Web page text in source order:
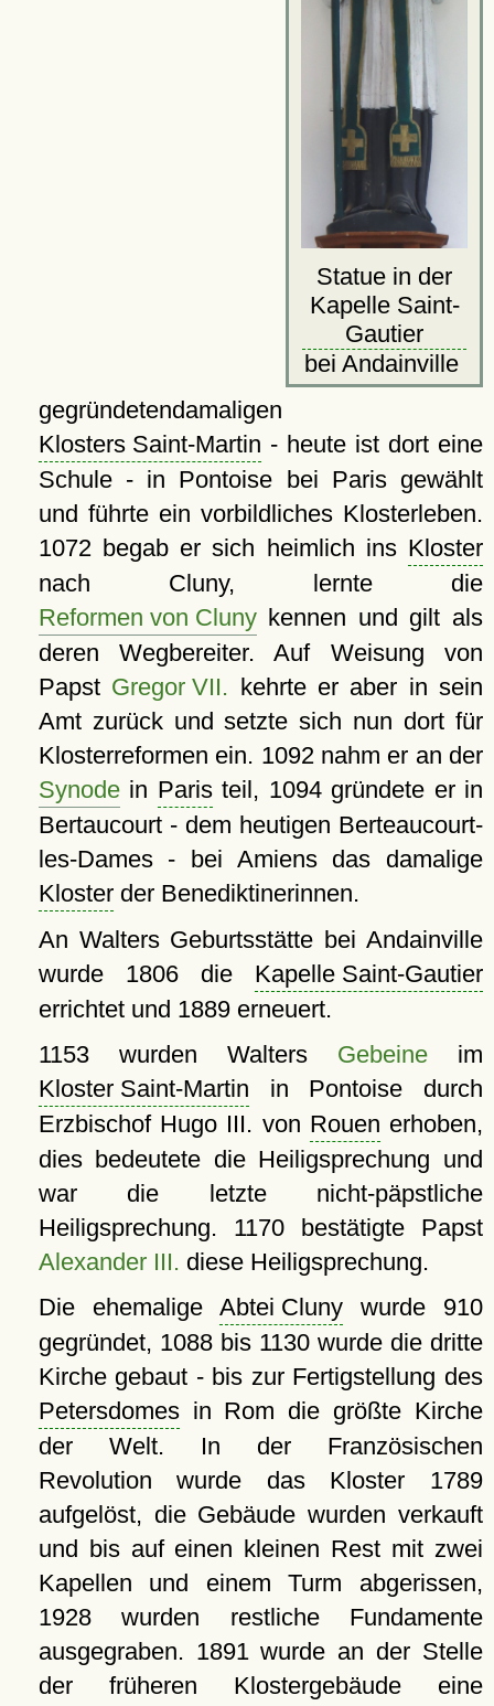
Statue in der
Kapelle Saint-
Gautier
bei Andainville
gegründetendamaligen
Klosters Saint-Martin - heute ist dort eine
Schule - in Pontoise bei Paris gewählt
und führte ein vorbildliches Klosterleben.
1072 begab er sich heimlich ins Kloster
nach Cluny, lernte die
Reformen von Clunykennen und gilt als
deren Wegbereiter. Auf Weisung von
Papst Gregor VII. kehrte er aber in sein
Amt zurück und setzte sich nun dort für
Klosterreformen ein. 1092 nahm er an der
Synodein Paristeil, 1094 gründete er in
Bertaucourt - dem heutigen Berteaucourt-
les-Dames - bei Amiens das damalige
Klosterder Benediktinerinnen.
An Walters Geburtsstätte bei Andainville
wurde 1806 die Kapelle Saint-Gautier
errichtet und 1889 erneuert.
1153 wurden Walters Gebeineim
Kloster Saint-Martin in Pontoise durch
Erzbischof Hugo III. von Rouen erhoben,
dies bedeutete die Heiligsprechung und
war die letzte nicht-päpstliche
Heiligsprechung. 1170 bestätigte Papst
Alexander III. diese Heiligsprechung.
Die ehemaligeAbtei Cluny wurde 910
gegründet, 1088 bis 1130 wurde die dritte
Kirche gebaut - bis zur Fertigstellung des
Petersdomesin Rom die größte Kirche
der Welt. In der Französischen
Revolution wurde das Kloster 1789
aufgelöst, die Gebäude wurden verkauft
und bis auf einen kleinen Rest mit zwei
Kapellen und einem Turm abgerissen,
1928 wurden restliche Fundamente
ausgegraben. 1891 wurde an der Stelle
der früheren Klostergebäude eine